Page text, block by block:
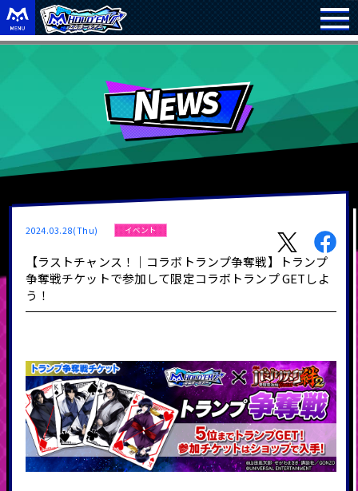
2024.03.28(Thu) イベント
【ラストチャンス！｜コラボトランプ争奪戦】トランプ
争奪戦チケットで参加して限定コラボトランプ GETしよ
う！